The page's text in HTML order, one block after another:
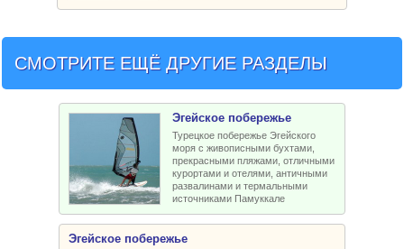
СМОТРИТЕ ЕЩЁ ДРУГИЕ РАЗДЕЛЫ
Эгейское побережье
Турецкое побережье Эгейского
моря с живописными бухтами,
прекрасными пляжами, отличными
курортами и отелями, античными
развалинами и термальными
источниками Памуккале
Эгейское побережье